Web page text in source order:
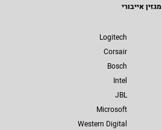
מגזין אייבורי
Logitech
Corsair
Bosch
Intel
JBL
Microsoft
Western Digital